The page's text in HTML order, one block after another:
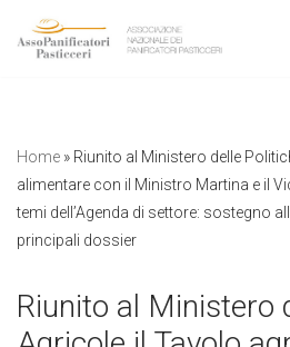
Vai
Home » Riunito al Ministero delle
alimentare con il Ministro Martina e il
temi dell’Agenda di settore: sostegno
principali dossier
Riunito al Ministero